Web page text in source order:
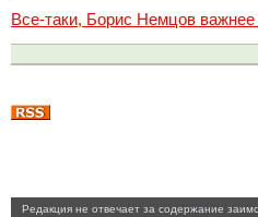
Все-таки, Борис Немцов важнее
Pедакция не отвечает за содержание